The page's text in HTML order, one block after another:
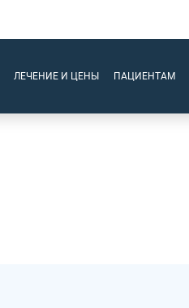
ЛЕЧЕНИЕ И ЦЕНЫ ПАЦИЕНТАМ